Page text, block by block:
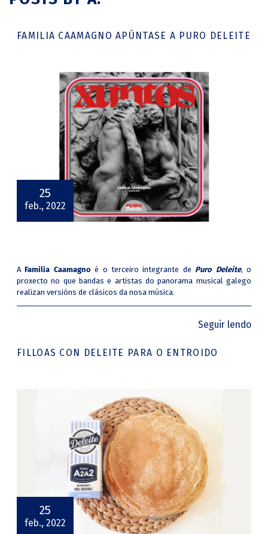
FAMILIA CAAMAGNO APÚNTASE A PURO DELEITE
25
feb., 2022
AFamilia Caamagnoé o terceiro integrante de Puro Deleite, o
proxecto no que bandas e artistas do panorama musical galego
realizan versións de clásicos da nosa música.
Seguir lendo
FILLOAS CON DELEITE PARA O ENTROIDO
25
feb., 2022